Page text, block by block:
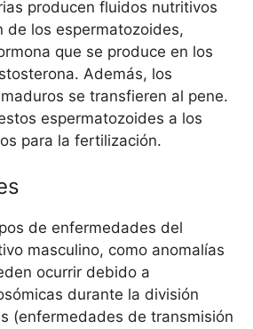
producen fluidos nutritivos
de los espermatozoides,
que se produce en los
Además, los
se transfieren al pene.
espermatozoides a los
para la fertilización.
de enfermedades del
masculino, como anomalías
ocurrir debido a
durante la división
(enfermedades de transmisión